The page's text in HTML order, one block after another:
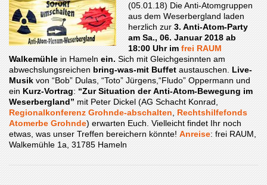
(05.01.18) Die Anti-Atomgruppen
aus dem Weserbergland laden
herzlich zur 3. Anti-Atom-Party
am Sa., 06. Januar 2018 ab
18:00 Uhr im frei RAUM
Walkemühle in Hameln ein. Sich mit Gleichgesinnten am
abwechslungsreichen bring-was-mit Buffet austauschen. Live-
Musik von “Bob” Dulas, “Toto” Jürgens,“Fludo” Oppermann und
ein Kurz-Vortrag: “Zur Situation der Anti-Atom-Bewegung im
Weserbergland” mit Peter Dickel (AG Schacht Konrad,
Regionalkonferenz Grohnde-abschalten, Rechtshilfefonds
Atomerbe Grohnde) erwarten Euch. Vielleicht findet Ihr noch
etwas, was unser Treffen bereichern könnte! Anreise: frei RAUM,
Walkemühle 1a, 31785 Hameln